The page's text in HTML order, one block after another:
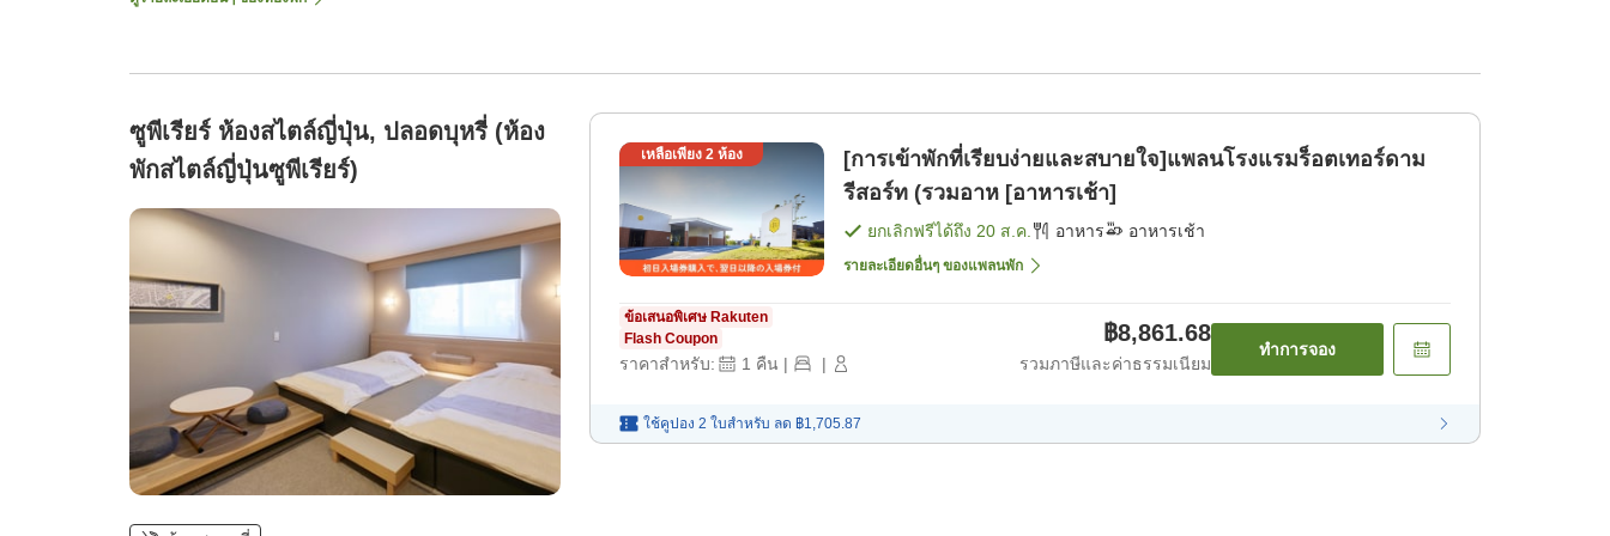
ซูพีเรียร์ ห้องสไตล์ญี่ปุ่น, ปลอดบุหรี่ (ห้อง
พักสไตล์ญี่ปุ่นซูพีเรียร์)
เหลือเพียง 2ห้อง
[การเข้าพักที่เรียบง่ายและสบายใจ]แพลนโรงแรมร็อตเทอร์ดาม
รีสอร์ท (รวมอาห [อาหารเช้า]
ยกเลิกฟรีได้ถึง 20 ส.ค. อาหาร อาหารเช้า
รายละเอียดอื่นๆ ของแพลนพัก
ข้อเสนอพิเศษ Rakuten
Flash Coupon
ราคาสำหรับ: 1 คืน | |
฿8,861.68
รวมภาษีและค่าธรรมเนียม
ทำการจอง
ใช้คูปอง 2 ใบสำหรับ ลด ฿1,705.87